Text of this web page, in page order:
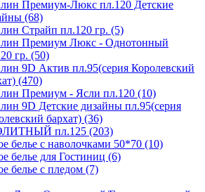
Премиум-Люкс пл.120 Детские
(68)
Страйп пл.120 гр. (5)
Премиум Люкс - Однотонный
гр. (50)
9D Актив пл.95(серия Королевский
(470)
Премиум - Ясли пл.120 (10)
9D Детские дизайны пл.95(серия
бархат) (36)
пл.125 (203)
белье с наволочками 50*70 (10)
белье для Гостиниц (6)
белье с пледом (7)